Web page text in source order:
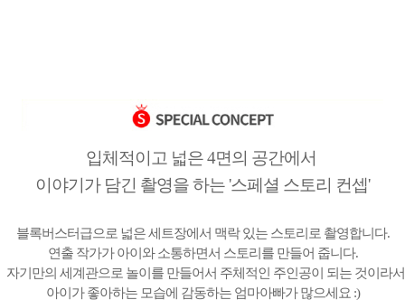
입체적이고 넓은 4면의 공간에서
이야기가 담긴 촬영을 하는 '스페셜 스토리 컨셉'
블록버스터급으로 넓은 세트장에서 맥락 있는 스토리로 촬영합니다.
연출 작가가 아이와 소통하면서 스토리를 만들어 줍니다.
자기만의 세계관으로 놀이를 만들어서 주체적인 주인공이 되는 것이라서
아이가 좋아하는 모습에 감동하는 엄마아빠가 많으세요 :)